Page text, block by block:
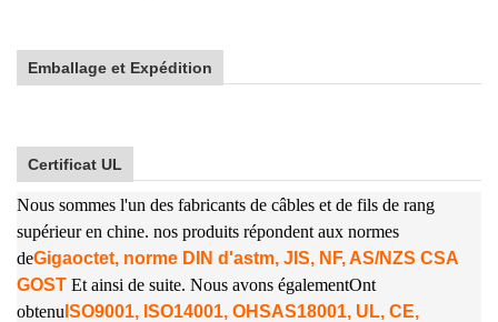
Emballage et Expédition
Certificat UL
Nous sommes l'un des fabricants de câbles et de fils de rang
supérieur en chine. nos produits répondent aux normes
deGigaoctet, norme DIN d'astm, JIS, NF, AS/NZS CSA
GOST Et ainsi de suite. Nous avons égalementOnt
obtenu ISO9001, ISO14001, OHSAS18001, UL, CE,